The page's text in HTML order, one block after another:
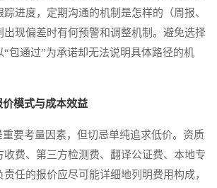
进度，定期沟通的机制是怎样的（周报、
出现偏差时有何预警和调整机制。避免选择
“包通过”为承诺却无法说明具体路径的机
模式与成本效益
考量因素，但切忌单纯追求低价。资质
收费、第三方检测费、翻译公证费、本地专
任的报价应尽可能详细地列明费用构成，